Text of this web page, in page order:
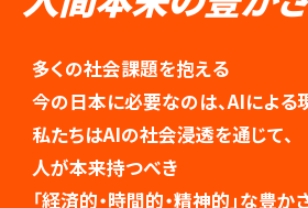
多くの社会課題を抱える
今の日本に必要なのは、AIによる
私たちはAIの社会浸透を通じて、
人が本来持つべき
「経済的・時間的・精神的」な豊か